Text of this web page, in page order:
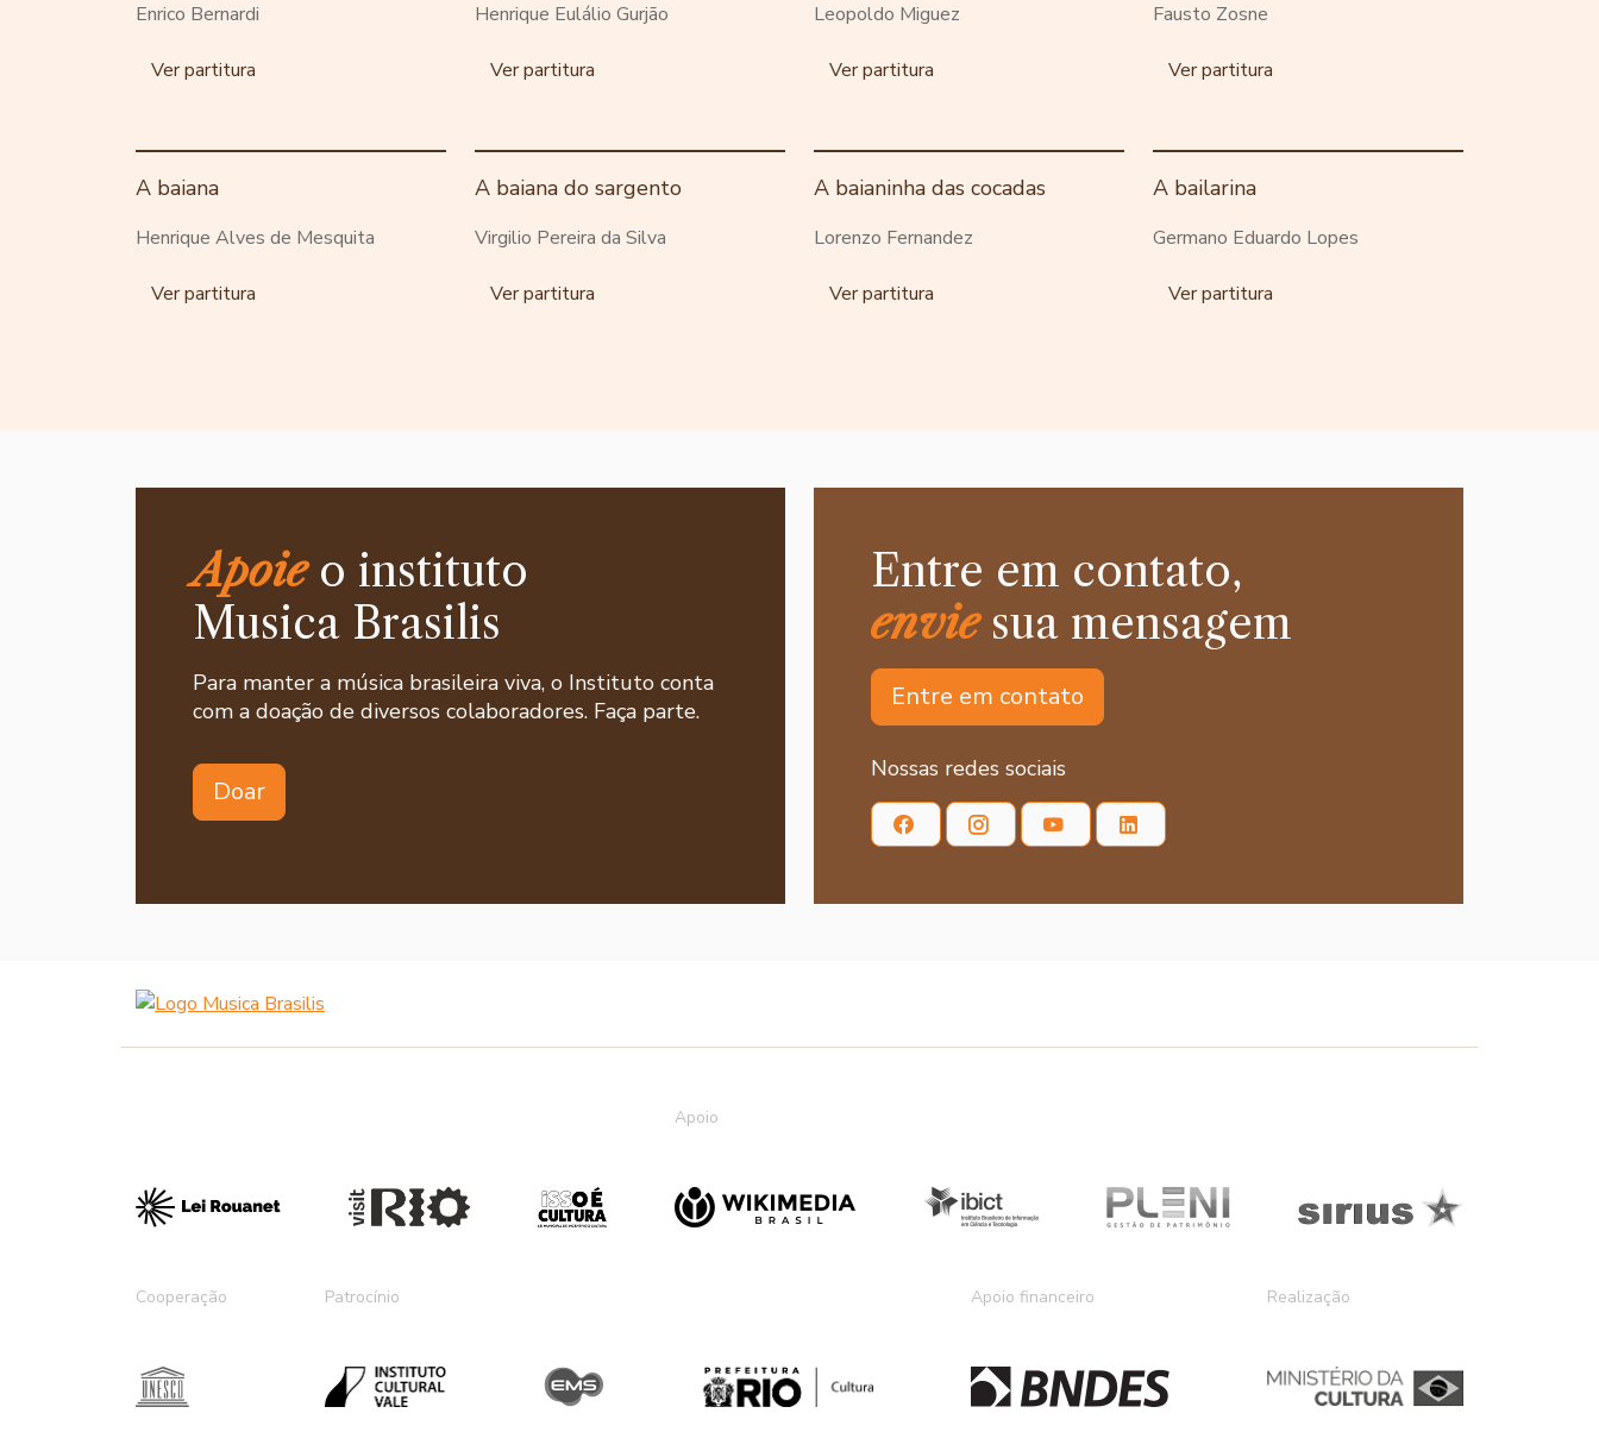
Enrico Bernardi
Ver partitura
Henrique Eulálio Gurjão
Ver partitura
Leopoldo Miguez
Ver partitura
Fausto Zosne
Ver partitura
A baiana
Henrique Alves de Mesquita
Ver partitura
A baiana do sargento
Virgilio Pereira da Silva
Ver partitura
A baianinha das cocadas
Lorenzo Fernandez
Ver partitura
A bailarina
Germano Eduardo Lopes
Ver partitura
Apoieo instituto
Musica Brasilis
Para manter a música brasileira viva, o Instituto conta
com a doação de diversos colaboradores. Faça parte.
Doar
Entre em contato,
enviesua mensagem
Entre em contato
Nossas redes sociais
Apoio
Cooperação Patrocínio Apoio financeiro Realização